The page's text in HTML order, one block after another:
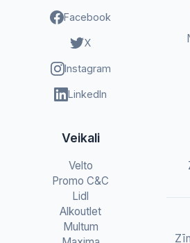
Facebook
X
Instagram
LinkedIn
Veikali
Velto
Promo C&C
Lidl
Alkoutlet
Multum